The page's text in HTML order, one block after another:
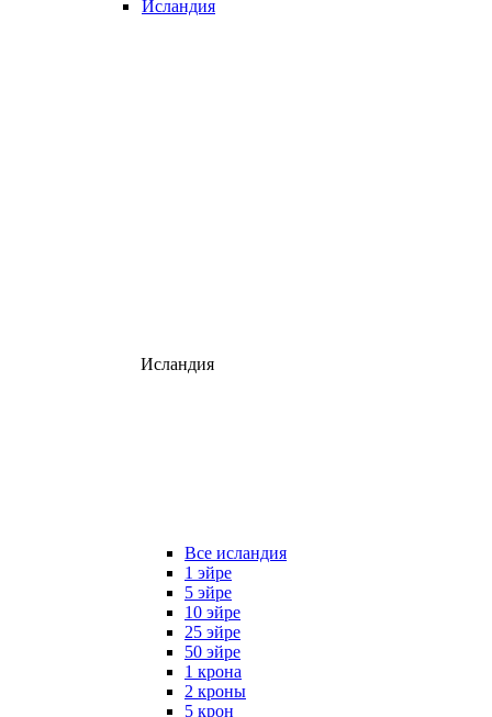
Исландия
Исландия
Все исландия
1 эйре
5 эйре
10 эйре
25 эйре
50 эйре
1 крона
2 кроны
5 крон